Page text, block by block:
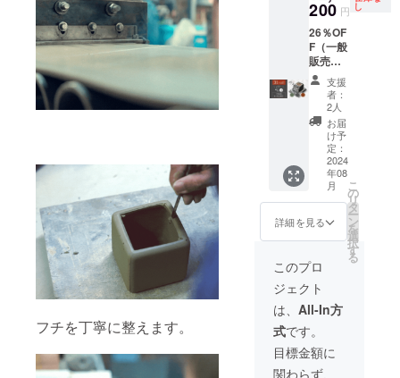
フチを丁寧に整えます。
しアイ
災害時
の備え
にも使
える。
本体×2
・土台
×2 ・火
消蓋
（コー
ス
ター）
×2 ・木
箱×2 愛
媛県今
治市菊
間町の
伝統工
芸菊間
瓦を
使った
しい毎
しアイ
テム、
災害時
の備え
にも使
える。
200 円 し
26％OF
F（一般
販売予
定価格
90,000
⇒62,20
0円）消
費税・
配送料
込み カ
ラー：
鍛黒
色、陽
土色、
【内
容】 ・
本体×3
・土台
×3 ・火
消蓋
（コー
ス
支援
者：
2人
お届
け予
定：
2024
年08
月
詳細を見る
こ
の
リ
タ
ー
ン
を
選
択
す
る
このプロ
ジェクト
は、 All-In方
式です。
目標金額に
関わらず、